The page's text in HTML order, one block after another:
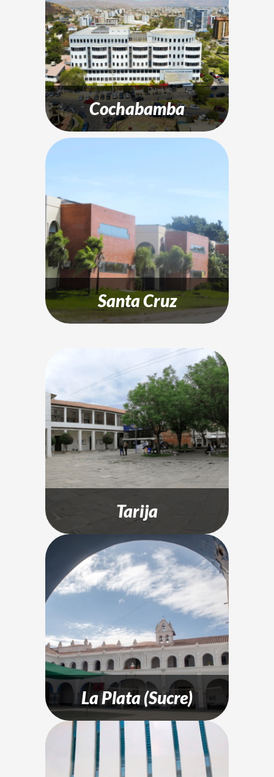
Cochabamba
Santa Cruz
Tarija
La Plata (Sucre)